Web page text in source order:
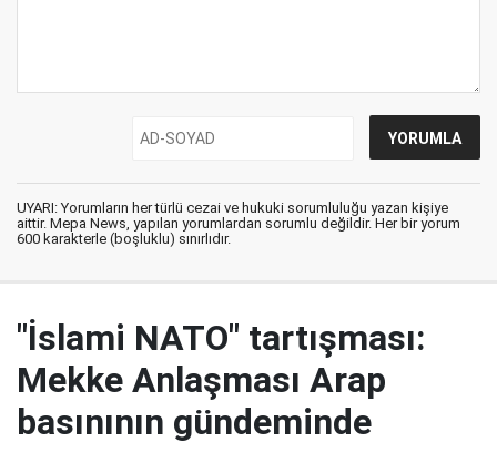
UYARI: Yorumların her türlü cezai ve hukuki sorumluluğu yazan kişiye
aittir. Mepa News, yapılan yorumlardan sorumlu değildir. Her bir yorum
600 karakterle (boşluklu) sınırlıdır.
"İslami NATO" tartışması:
Mekke Anlaşması Arap
basınının gündeminde